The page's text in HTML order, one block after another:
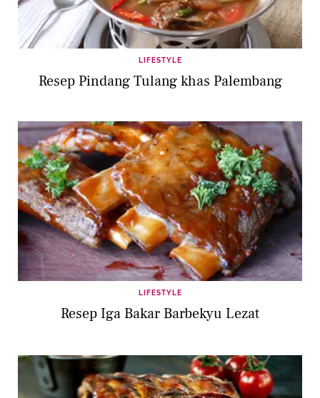
LIFESTYLE
Resep Pindang Tulang khas Palembang
LIFESTYLE
Resep Iga Bakar Barbekyu Lezat